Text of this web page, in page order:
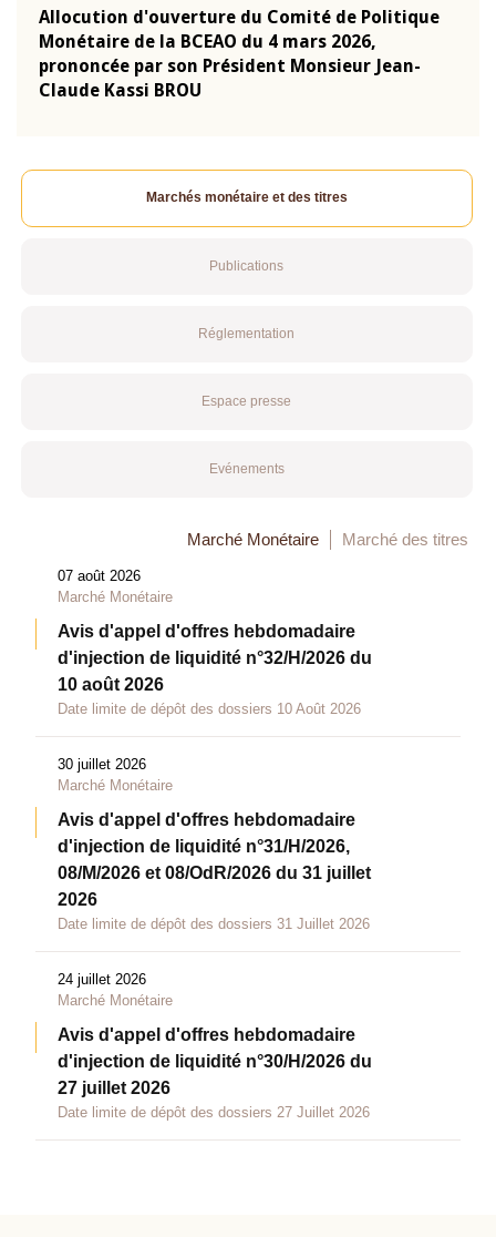
Allocution d'ouverture du Comité de Politique
Monétaire de la BCEAO du 4 mars 2026,
prononcée par son Président Monsieur Jean-
Claude Kassi BROU
Marchés monétaire et des titres
Publications
Réglementation
Espace presse
Evénements
Marché Monétaire Marché des titres
07 août 2026
Marché Monétaire
Avis d'appel d'offres hebdomadaire
d'injection de liquidité n°32/H/2026 du
10 août 2026
Date limite de dépôt des dossiers 10 Août 2026
30 juillet 2026
Marché Monétaire
Avis d'appel d'offres hebdomadaire
d'injection de liquidité n°31/H/2026,
08/M/2026 et 08/OdR/2026 du 31 juillet
2026
Date limite de dépôt des dossiers 31 Juillet 2026
24 juillet 2026
Marché Monétaire
Avis d'appel d'offres hebdomadaire
d'injection de liquidité n°30/H/2026 du
27 juillet 2026
Date limite de dépôt des dossiers 27 Juillet 2026